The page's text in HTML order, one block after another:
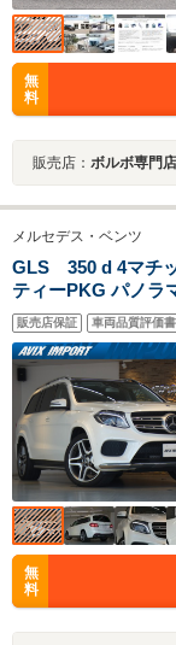
無
料
販売店： ボルボ専門
メルセデス・ベンツ
GLS 350 d 4マチ
ティーPKG パノラ
HDDナビ地デジ
21AW 禁煙 正規D車
販売店保証 車両品質評価
無
料